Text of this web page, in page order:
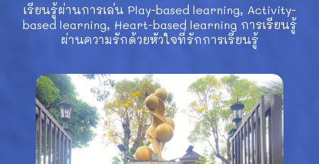
เรียนรู้ผ่านการเล่น Play-based learning, Activity-
based learning, Heart-based learning การเรียนรู้
ผ่านความรักด้วยหัวใจที่รักการเรียนรู้